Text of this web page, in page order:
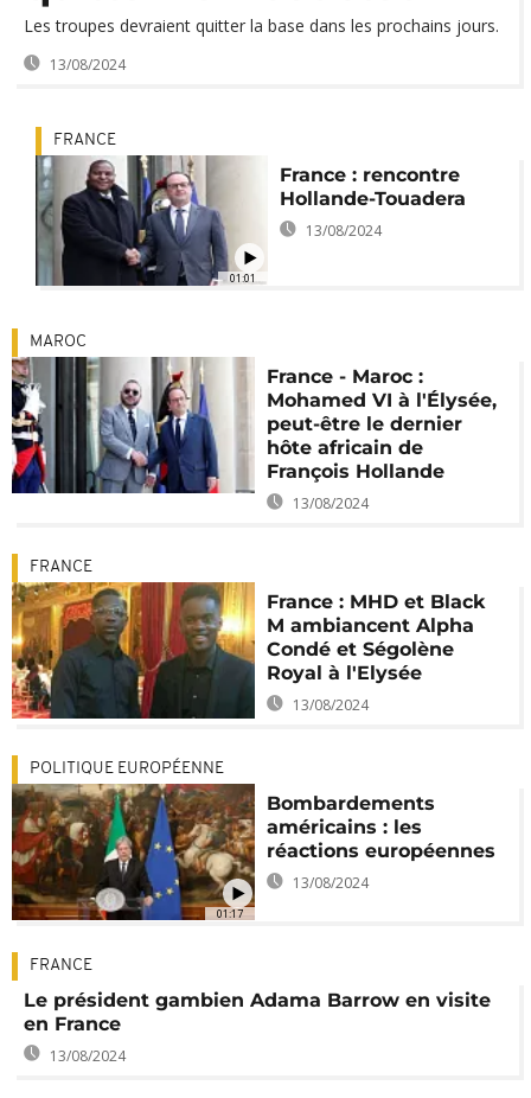
Les troupes devraient quitter la base dans les prochains jours.
13/08/2024
01:01
FRANCE
France : rencontre
Hollande-Touadera
13/08/2024
MAROC
France - Maroc :
Mohamed VI à l'Élysée,
peut-être le dernier
hôte africain de
François Hollande
13/08/2024
FRANCE
France : MHD et Black
M ambiancent Alpha
Condé et Ségolène
Royal à l'Elysée
13/08/2024
01:17
POLITIQUE EUROPÉENNE
Bombardements
américains : les
réactions européennes
13/08/2024
FRANCE
Le président gambien Adama Barrow en visite
en France
13/08/2024